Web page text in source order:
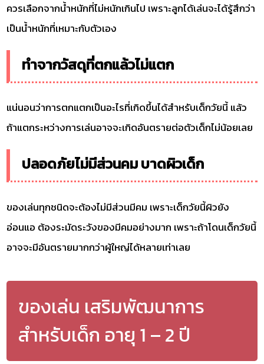
ควรเลือกจากน้ำหนักที่ไม่หนักเกินไป เพราะลูกได้เล่นจะได้รู้สึกว่า
เป็นน้ำหนักที่เหมาะกับตัวเอง
ทำจากวัสดุที่ตกแล้วไม่แตก
แน่นอนว่าการตกแตกเป็นอะไรที่เกิดขึ้นได้สำหรับเด็กวัยนี้ แล้ว
ถ้าแตกระหว่างการเล่นอาจจะเกิดอันตรายต่อตัวเด็กไม่น้อยเลย
ปลอดภัยไม่มีส่วนคม บาดผิวเด็ก
ของเล่นทุกชนิดจะต้องไม่มีส่วนมีคม เพราะเด็กวัยนี้ผิวยัง
อ่อนแอ ต้องระมัดระวังของมีคมอย่างมาก เพราะถ้าโดนเด็กวัยนี้
อาจจะมีอันตรายมากกว่าผู้ใหญ่ได้หลายเท่าเลย
ของเล่น เสริมพัฒนาการ
สำหรับเด็ก อายุ 1 – 2 ปี